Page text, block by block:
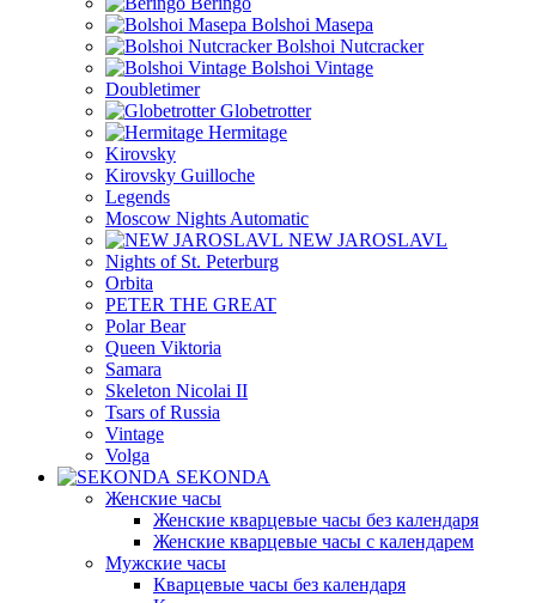
Bolshoi Masepa
Bolshoi Nutcracker
Bolshoi Vintage
Doubletimer
Globetrotter
Hermitage
Kirovsky
Kirovsky Guilloche
Legends
Moscow Nights Automatic
NEW JAROSLAVL
Nights of St. Peterburg
Orbita
PETER THE GREAT
Polar Bear
Queen Viktoria
Samara
Skeleton Nicolai II
Tsars of Russia
Vintage
Volga
SEKONDA
Женские часы
Женские кварцевые часы без календаря
Женские кварцевые часы с календарем
Мужские часы
Кварцевые часы без календаря